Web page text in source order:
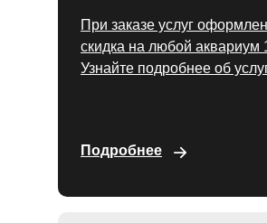
При заказе услуг
скидка на любой аквариум
Узнайте подробнее об
Подробнее